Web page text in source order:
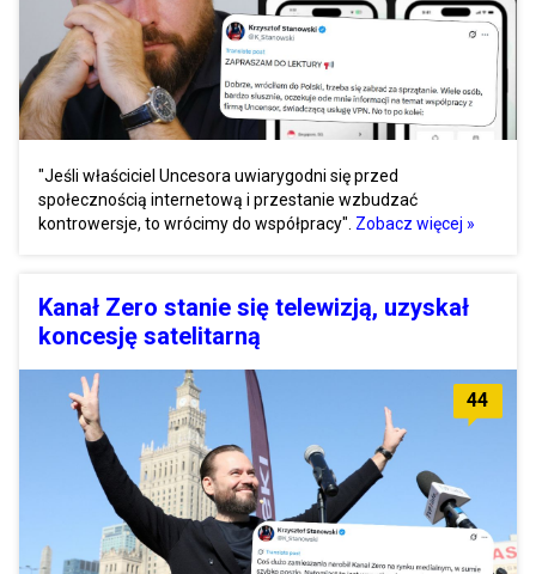
"Jeśli właściciel Uncesora uwiarygodni się przed
społecznością internetową i przestanie wzbudzać
kontrowersje, to wrócimy do współpracy". Zobacz więcej »
Kanał Zero stanie się telewizją, uzyskał
koncesję satelitarną
44